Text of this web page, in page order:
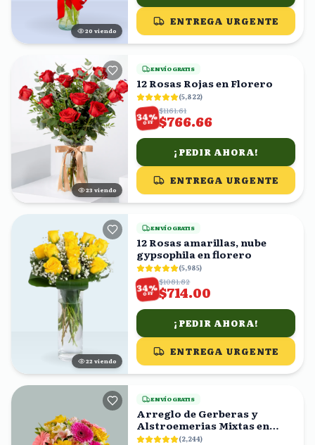
21 viendo
ENTREGA URGENTE
24 viendo
ENVÍO GRATIS
12 Rosas Rojas en Florero
(5,822)
34%
OFF
$1161.61
$766.66
¡PEDIR AHORA!
ENTREGA URGENTE
22 viendo
ENVÍO GRATIS
12 Rosas amarillas, nube
gypsophila en florero
(5,985)
34%
OFF
$1081.82
$714.00
¡PEDIR AHORA!
ENTREGA URGENTE
ENVÍO GRATIS
Arreglo de Gerberas y
Alstroemerias Mixtas en
Florero con Moño Verde
(2,244)